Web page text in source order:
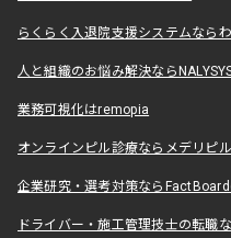
らくらく入退院支援システムなら
人と組織のお悩み解決なら
業務可視化はremopia
オンラインピル診療ならメデリピル
企業研究・選考対策なら
ドライバー・施工管理技士の転職